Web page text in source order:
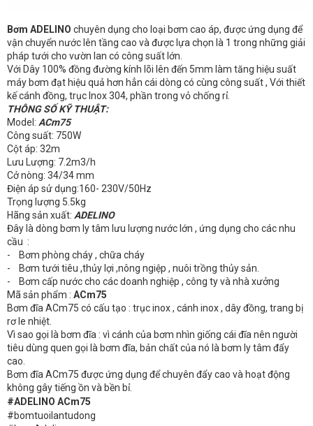
Bơm ADELINO chuyên dụng cho loại bơm cao áp, được ứng dụng để
vận chuyển nước lên tầng cao và được lựa chọn là 1 trong những giải
pháp tưới cho vườn lan có công suất lớn.
Với Dây 100% đồng đường kính lõi lên đến 5mm làm tăng hiệu suất
máy bơm đạt hiệu quả hơn hẳn cái dòng có cùng công suất , Với thiết
kế cánh đồng, trục Inox 304, phần trong vỏ chống rỉ.
THÔNG SỐ KỸ THUẬT:
Model: ACm75
Công suất: 750W
Cột áp: 32m
Lưu Lượng: 7.2m3/h
Cở nòng: 34/34 mm
Điện áp sử dụng:160- 230V/50Hz
Trọng lượng 5.5kg
Hãng sản xuất: ADELINO
Đây là dòng bơm ly tâm lưu lượng nước lớn , ứng dụng cho các nhu
cầu :
- Bơm phòng cháy , chữa cháy
- Bơm tưới tiêu ,thủy lợi ,nông ngiệp , nuôi trồng thủy sản.
- Bơm cấp nước cho các doanh nghiệp , công ty và nhà xưởng
Mã sản phẩm : ACm75
Bơm đĩa ACm75 có cấu tạo : trục inox , cánh inox , dây đồng, trang bị
rơ le nhiệt.
Vì sao gọi là bơm đĩa : vì cánh của bơm nhìn giống cái đĩa nên người
tiêu dùng quen gọi là bơm đĩa, bản chất của nó là bơm ly tâm đẩy
cao.
Bơm đĩa ACm75 được ứng dụng để chuyên đẩy cao và hoạt động
không gây tiếng ồn và bền bỉ.
#ADELINO ACm75
#bomtuoilantudong